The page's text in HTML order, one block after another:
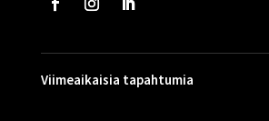
Viimeaikaisia tapahtumia